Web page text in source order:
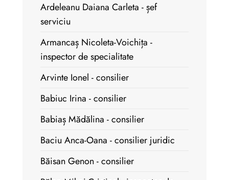
Ardeleanu Daiana Carleta - șef
serviciu
Armancaș Nicoleta-Voichița -
inspector de specialitate
Arvinte Ionel - consilier
Babiuc Irina - consilier
Babiaș Mădălina - consilier
Baciu Anca-Oana - consilier juridic
Băisan Genon - consilier